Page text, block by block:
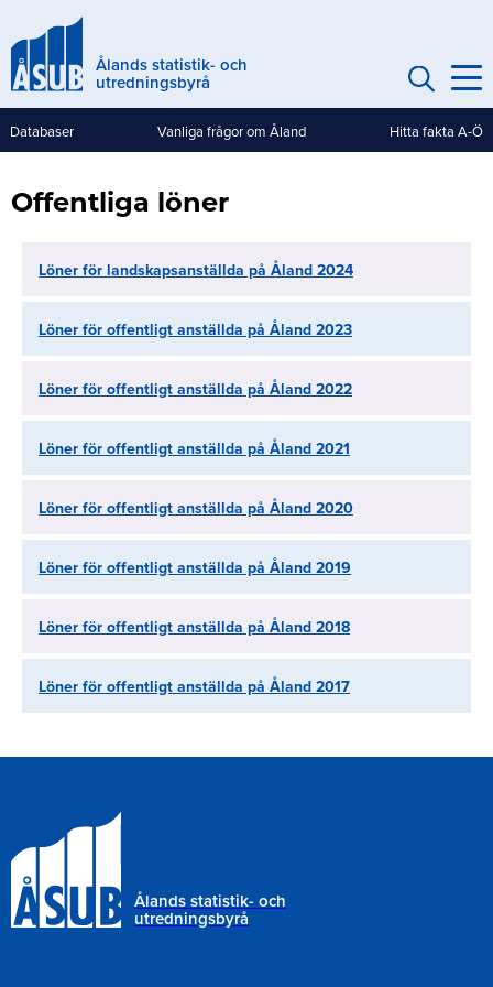
till
huvudinnehållÅlands statistik- och
utredningsbyrå
Genvägar
Databaser Vanliga frågor om Åland Hitta fakta A-Ö
Offentliga löner
Löner för landskapsanställda på Åland 2024
Löner för offentligt anställda på Åland 2023
Löner för offentligt anställda på Åland 2022
Löner för offentligt anställda på Åland 2021
Löner för offentligt anställda på Åland 2020
Löner för offentligt anställda på Åland 2019
Löner för offentligt anställda på Åland 2018
Löner för offentligt anställda på Åland 2017
Ålands statistik- och
utredningsbyrå